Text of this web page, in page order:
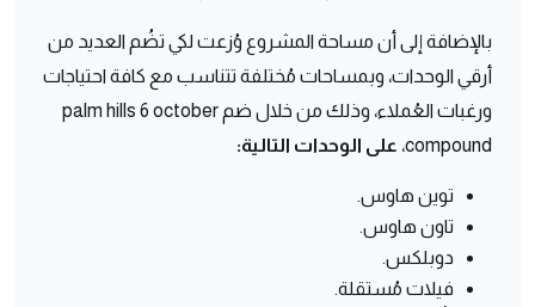
بالإضافة إلى أن مساحة المشروع وُزعت لكي تضُم العديد من
أرقي الوحدات، وبمساحات مُختلفة تتناسب مع كافة احتياجات
ورغبات العُملاء، وذلك من خلال ضم palm hills 6 october
compound، على الوحدات التالية:
توين هاوس.
تاون هاوس.
دوبلكس.
فيلات مُستقلة.